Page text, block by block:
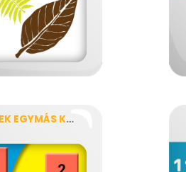
EGYENESEK EGYMÁS KÖZT